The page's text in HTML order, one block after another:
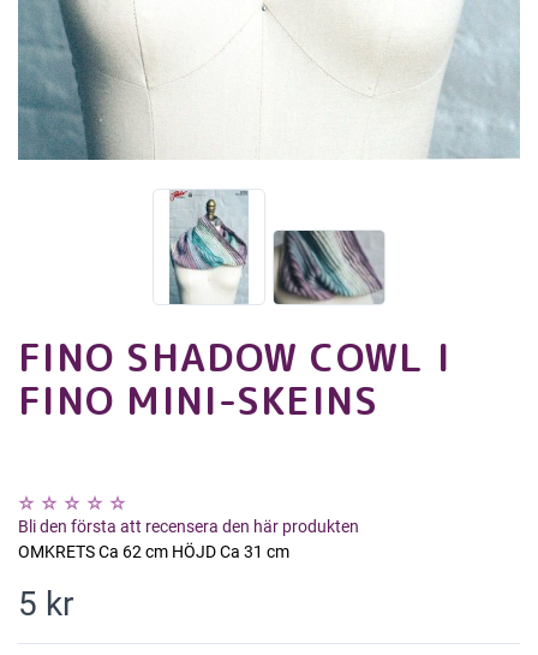
FINO SHADOW COWL I
FINO MINI-SKEINS
Bli den första att recensera den här produkten
OMKRETS Ca 62 cm HÖJD Ca 31 cm
5 kr